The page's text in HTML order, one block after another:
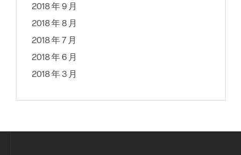
2018 年 9 月
2018 年 8 月
2018 年 7 月
2018 年 6 月
2018 年 3 月